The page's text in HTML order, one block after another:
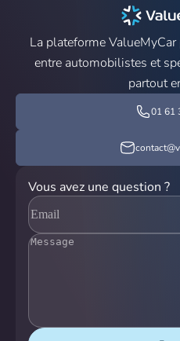
La plateforme
entre automobilistes et
partout
01 61
Vous avez une question ?